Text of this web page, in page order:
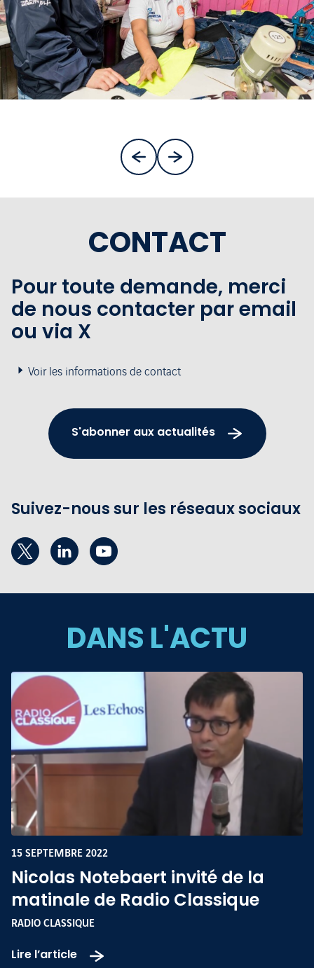
DANS L'ACTU
15 SEPTEMBRE 2022
Nicolas Notebaert invité de la
matinale de Radio Classique
RADIO CLASSIQUE
Lire l’article
CONTACT
Pour toute demande, merci
de nous contacter par email
ou via X
Voir les informations de contact
S'abonner aux actualités
Suivez-nous sur les réseaux sociaux